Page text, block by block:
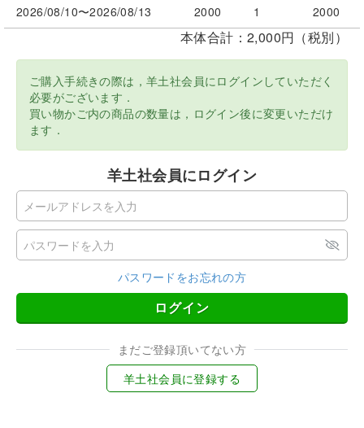
2026/08/10〜2026/08/13 2000 1 2000
本体合計：2,000円（税別）
ご購入手続きの際は，羊土社会員にログインしていただく
必要がございます．
買い物かご内の商品の数量は，ログイン後に変更いただけ
ます．
羊土社会員にログイン
パスワードをお忘れの方
ログイン
まだご登録頂いてない方
羊土社会員に登録する